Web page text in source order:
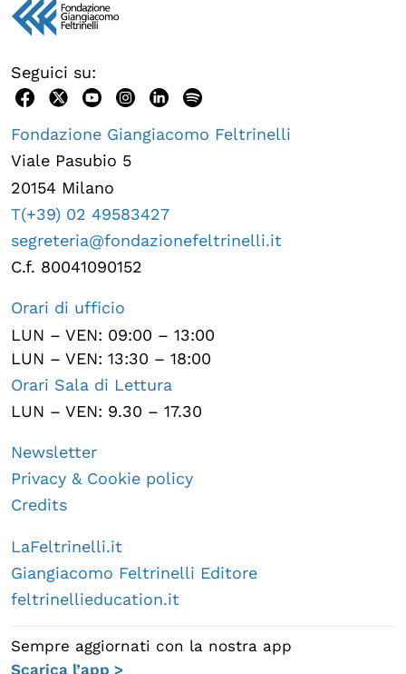
Seguici su:
Fondazione Giangiacomo Feltrinelli
Viale Pasubio 5
20154 Milano
T(+39) 02 49583427
segreteria@fondazionefeltrinelli.it
C.f. 80041090152
Orari di ufficio
LUN – VEN: 09:00 – 13:00
LUN – VEN: 13:30 – 18:00
Orari Sala di Lettura
LUN – VEN: 9.30 – 17.30
Newsletter
Privacy & Cookie policy
Credits
LaFeltrinelli.it
Giangiacomo Feltrinelli Editore
feltrinellieducation.it
Sempre aggiornati con la nostra app
Scarica l’app >